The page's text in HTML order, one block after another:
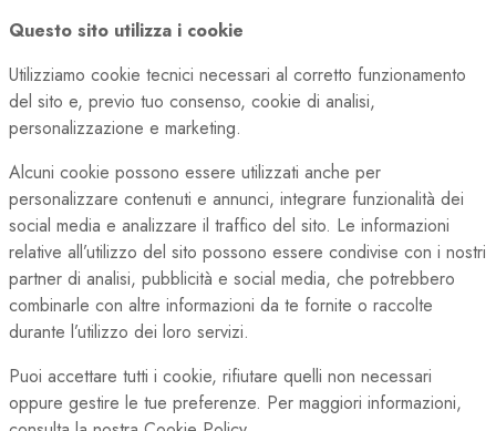
Questo sito utilizza i cookie
Utilizziamo cookie tecnici necessari al corretto funzionamento
del sito e, previo tuo consenso, cookie di analisi,
personalizzazione e marketing.
Alcuni cookie possono essere utilizzati anche per
personalizzare contenuti e annunci, integrare funzionalità dei
social media e analizzare il traffico del sito. Le informazioni
relative all’utilizzo del sito possono essere condivise con i nostri
partner di analisi, pubblicità e social media, che potrebbero
combinarle con altre informazioni da te fornite o raccolte
durante l’utilizzo dei loro servizi.
Puoi accettare tutti i cookie, rifiutare quelli non necessari
oppure gestire le tue preferenze. Per maggiori informazioni,